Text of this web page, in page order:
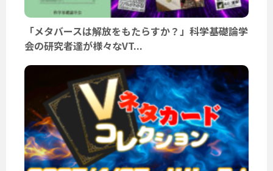
「メタバースは解放をもたらすか？」科学基礎論学
会の研究者達が様々なVT...